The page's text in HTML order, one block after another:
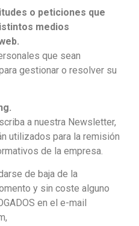
o peticiones que
medios
que sean
gestionar o resolver su
a nuestra Newsletter,
utilizados para la remisión
de la empresa.
de baja de la
y sin coste alguno
en el e-mail